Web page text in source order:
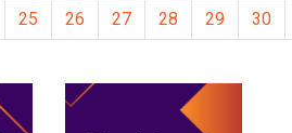
25 26 27 28 29 30